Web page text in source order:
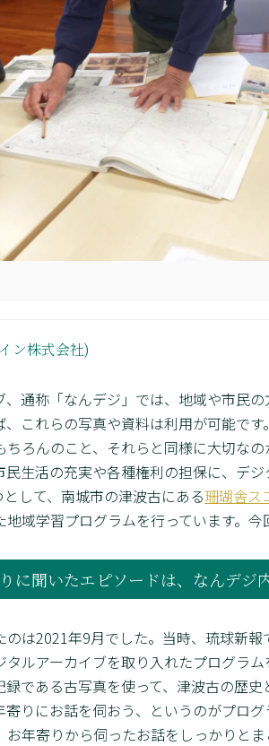
ン株式会社)
通称「なんデジ」では、地域や市民
これらの写真や資料は利用が可能です。
ろんのこと、それらと同様に大切な
生活の充実や各種権利の担保に、デ
して、南城市の津波古にある珊瑚舎ス
域学習プログラムを行っています。今
に聞いたエピソードは、なんデジ
は2021年9月でした。当時、琉球新
ルアーカイブを取り入れたプログラ
である古写真を使って、津波古の歴
りにお話を伺おう、というのがプログ
年寄りから伺ったお話をしっかりと